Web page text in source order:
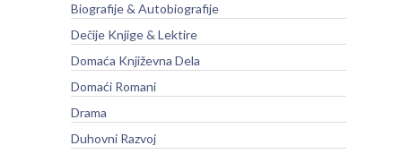
Biografije & Autobiografije
Dečije Knjige & Lektire
Domaća Književna Dela
Domaći Romani
Drama
Duhovni Razvoj